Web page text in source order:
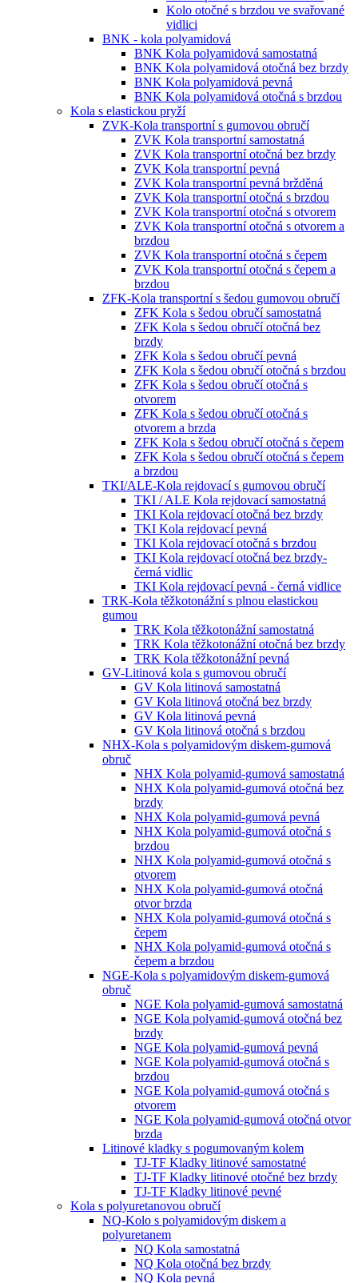
Kolo otočné s brzdou ve svařované
vidlici
BNK - kola polyamidová
BNK Kola polyamidová samostatná
BNK Kola polyamidová otočná bez brzdy
BNK Kola polyamidová pevná
BNK Kola polyamidová otočná s brzdou
Kola s elastickou pryží
ZVK-Kola transportní s gumovou obručí
ZVK Kola transportní samostatná
ZVK Kola transportní otočná bez brzdy
ZVK Kola transportní pevná
ZVK Kola transportní pevná bržděná
ZVK Kola transportní otočná s brzdou
ZVK Kola transportní otočná s otvorem
ZVK Kola transportní otočná s otvorem a
brzdou
ZVK Kola transportní otočná s čepem
ZVK Kola transportní otočná s čepem a
brzdou
ZFK-Kola transportní s šedou gumovou obručí
ZFK Kola s šedou obručí samostatná
ZFK Kola s šedou obručí otočná bez
brzdy
ZFK Kola s šedou obručí pevná
ZFK Kola s šedou obručí otočná s brzdou
ZFK Kola s šedou obručí otočná s
otvorem
ZFK Kola s šedou obručí otočná s
otvorem a brzda
ZFK Kola s šedou obručí otočná s čepem
ZFK Kola s šedou obručí otočná s čepem
a brzdou
TKI/ALE-Kola rejdovací s gumovou obručí
TKI / ALE Kola rejdovací samostatná
TKI Kola rejdovací otočná bez brzdy
TKI Kola rejdovací pevná
TKI Kola rejdovací otočná s brzdou
TKI Kola rejdovací otočná bez brzdy-
černá vidlic
TKI Kola rejdovací pevná - černá vidlice
TRK-Kola těžkotonážní s plnou elastickou
gumou
TRK Kola těžkotonážní samostatná
TRK Kola těžkotonážní otočná bez brzdy
TRK Kola těžkotonážní pevná
GV-Litinová kola s gumovou obručí
GV Kola litinová samostatná
GV Kola litinová otočná bez brzdy
GV Kola litinová pevná
GV Kola litinová otočná s brzdou
NHX-Kola s polyamidovým diskem-gumová
obruč
NHX Kola polyamid-gumová samostatná
NHX Kola polyamid-gumová otočná bez
brzdy
NHX Kola polyamid-gumová pevná
NHX Kola polyamid-gumová otočná s
brzdou
NHX Kola polyamid-gumová otočná s
otvorem
NHX Kola polyamid-gumová otočná
otvor brzda
NHX Kola polyamid-gumová otočná s
čepem
NHX Kola polyamid-gumová otočná s
čepem a brzdou
NGE-Kola s polyamidovým diskem-gumová
obruč
NGE Kola polyamid-gumová samostatná
NGE Kola polyamid-gumová otočná bez
brzdy
NGE Kola polyamid-gumová pevná
NGE Kola polyamid-gumová otočná s
brzdou
NGE Kola polyamid-gumová otočná s
otvorem
NGE Kola polyamid-gumová otočná otvor
brzda
Litinové kladky s pogumovaným kolem
TJ-TF Kladky litinové samostatné
TJ-TF Kladky litinové otočné bez brzdy
TJ-TF Kladky litinové pevné
Kola s polyuretanovou obručí
NQ-Kolo s polyamidovým diskem a
polyuretanem
NQ Kola samostatná
NQ Kola otočná bez brzdy
NQ Kola pevná